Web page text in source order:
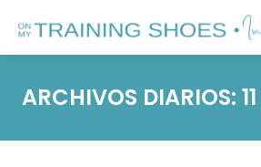
ARCHIVOS DIARIOS: